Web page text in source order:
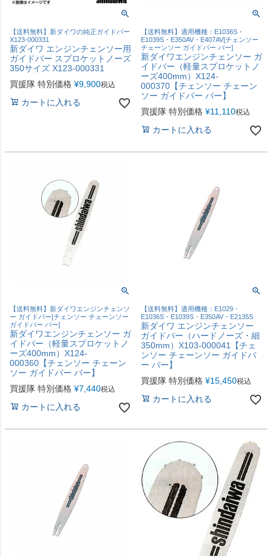
【送料無料】新ダイワの純正ガイドバー
X123-000331
新ダイワ エンジンチェンソー用
ガイドバー スプロケットノーズ
350サイズ X123-000331
買援隊 特別価格 ¥9,900税込
カートに入れる
【送料無料】適用機種：E1036S・
E1039S・E350AV・E407AV[チェンソー
チェーンソー ガイドバー バー]
新ダイワエンジンチェンソー ガ
イドバー（軽量スプロケットノ
ーズ400mm）X124-
000370【チェンソー チェーン
ソー ガイドバー バー】
買援隊 特別価格 ¥11,110税込
カートに入れる
【送料無料】新ダイワエンジンチェンソ
ー ガイドバー[チェンソー チェーンソー
ガイドバー バー]
新ダイワエンジンチェンソー ガ
イドバー（軽量スプロケットノ
ーズ400mm）X124-
000360【チェンソー チェーン
ソー ガイドバー バー】
買援隊 特別価格 ¥7,440税込
カートに入れる
【送料無料】適用機種：E1029・
E1036S・E1039S・E350AV・E2135S
新ダイワ エンジンチェンソー
ガイドバー（ハードノーズ・細
350mm）X103-000041【チェ
ンソー チェーンソー ガイドバ
ー バー】
買援隊 特別価格 ¥15,450税込
カートに入れる